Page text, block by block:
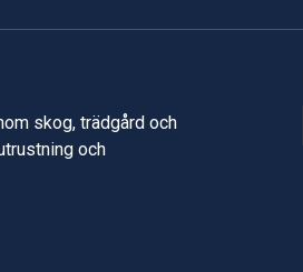
skog, trädgård och
och